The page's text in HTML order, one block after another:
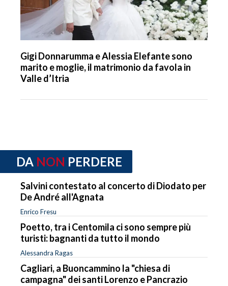
Gigi Donnarumma e Alessia Elefante sono
marito e moglie, il matrimonio da favola in
Valle d’Itria
DA NON PERDERE
Salvini contestato al concerto di Diodato per
De André all'Agnata
Enrico Fresu
Poetto, tra i Centomila ci sono sempre più
turisti: bagnanti da tutto il mondo
Alessandra Ragas
Cagliari, a Buoncammino la "chiesa di
campagna" dei santi Lorenzo e Pancrazio